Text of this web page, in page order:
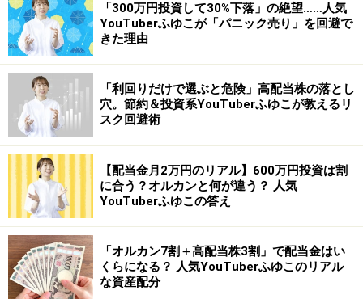
ETF買い入れは他の中央銀行が一切手を出してこなかっ
た「禁じ手」です。逆に言えばそれに手を出すほど日銀
は追い込まれているとも言えます。なぜ他国は手を出さ
ないかと言えば、株価とは企業収益から導き出せる価値
に基づくとの基本に反するからです。
中央銀行が買うことで、本来ある価値から割高へと株価
は歪んで行く事になり、将来の崩壊を生み出す可能性を
孕むからです。欧米は元々株式市場の健全性を重視し、
どれほど下がっても（中国のように）国が直接株を買い
支えることはしません。そしてこれは物価や景気を支え
る「金融政策」でなく、「株価対策」であり、中央銀行
がする仕事でもありません。なお、日銀はもう一つ禁じ
「300万円投資して30%下落」の絶望……人気
YouTuberふゆこが「パニック売り」を回避で
きた理由
「利回りだけで選ぶと危険」高配当株の落とし
穴。節約＆投資系YouTuberふゆこが教えるリ
スク回避術
【配当金月2万円のリアル】600万円投資は割
に合う？オルカンと何が違う？ 人気
YouTuberふゆこの答え
「オルカン7割＋高配当株3割」で配当金はい
くらになる？ 人気YouTuberふゆこのリアル
な資産配分